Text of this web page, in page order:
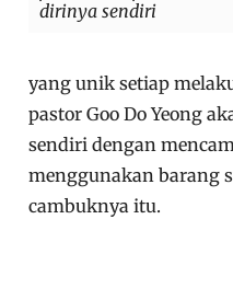
dirinya sendiri
yang unik setiap
pastor Goo Do Yeong
sendiri dengan
menggunakan barang
cambuknya itu.